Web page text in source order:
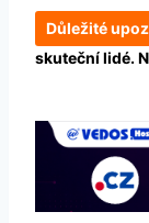
Důležité
skuteční lidé.